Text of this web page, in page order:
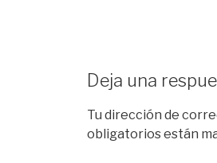
Deja una
Tu dirección de
obligatorios están